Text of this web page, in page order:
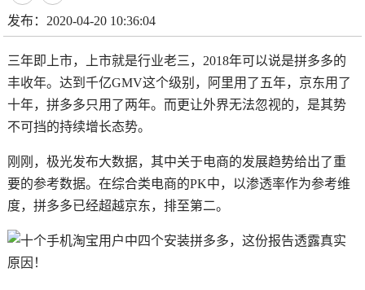
发布：2020-04-20 10:36:04
三年即上市，上市就是行业老三，2018年可以说是拼多多的
丰收年。达到千亿GMV这个级别，阿里用了五年，京东用了
十年，拼多多只用了两年。而更让外界无法忽视的，是其势
不可挡的持续增长态势。
刚刚，极光发布大数据，其中关于电商的发展趋势给出了重
要的参考数据。在综合类电商的PK中，以渗透率作为参考维
度，拼多多已经超越京东，排至第二。